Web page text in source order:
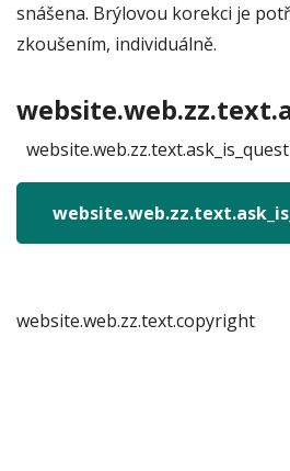
snášena. Brýlovou korekci je
zkoušením, individuálně.
website.web.zz.text.copyright